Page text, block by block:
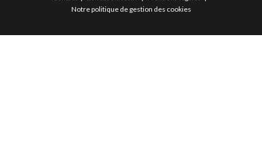
Notre politique de gestion des cookies